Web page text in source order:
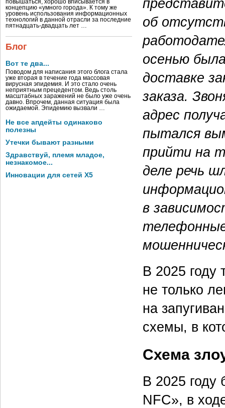
повышаться, хорошо вписывается в
концепцию «умного города». К тому же
уровень использования информационных
технологий в данной отрасли за последние
пятнадцать-двадцать лет …
Блог
Вот те два...
Поводом для написания этого блога стала
уже вторая в течение года массовая
вирусная эпидемия. И это стало очень
неприятным прецедентом. Ведь столь
масштабных заражений не было уже очень
давно. Впрочем, данная ситуация была
ожидаемой. Эпидемию вызвали …
Не все апдейты одинаково
полезны
Утечки бывают разными
Здравствуй, племя младое,
незнакомое...
Инновации для сетей X5
об
осенью
доставке
заказа.
адрес
пытался
прийти на
деле речь
в
В 2025 году
не только
на
схемы, в
Схема
В 2025 году
NFC», в